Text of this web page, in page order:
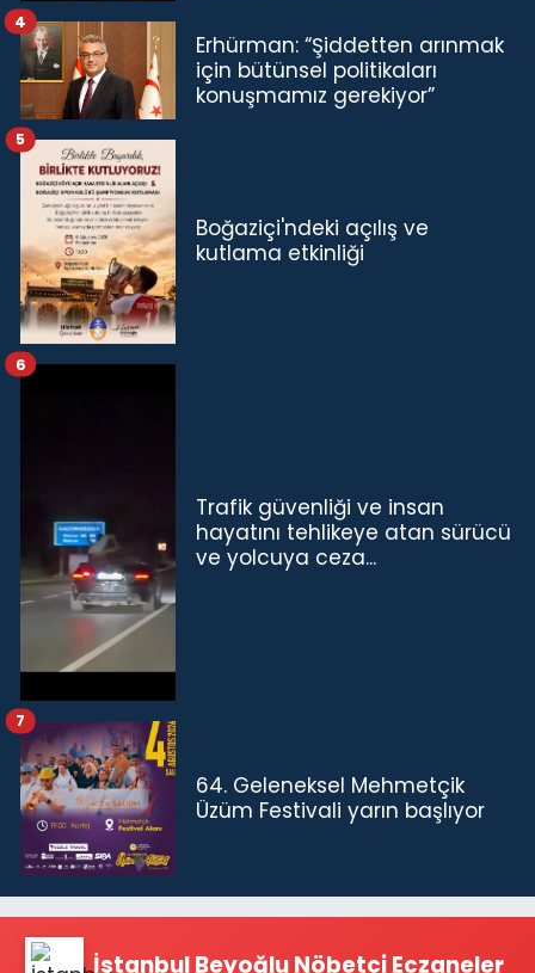
Erhürman: “Şiddetten arınmak
için bütünsel politikaları
konuşmamız gerekiyor”
4
Boğaziçi'ndeki açılış ve
kutlama etkinliği
5
Trafik güvenliği ve insan
hayatını tehlikeye atan sürücü
ve yolcuya ceza...
6
64. Geleneksel Mehmetçik
Üzüm Festivali yarın başlıyor
7
İstanbul Beyoğlu Nöbetçi Eczaneler